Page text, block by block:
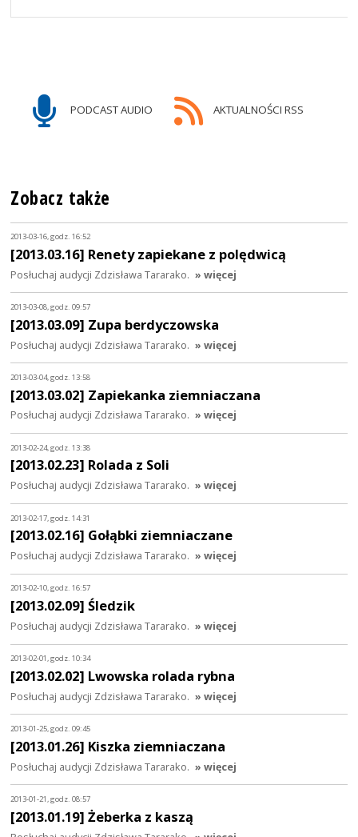
PODCAST AUDIO AKTUALNOŚCI RSS
Zobacz także
2013-03-16, godz. 16:52
[2013.03.16] Renety zapiekane z polędwicą
Posłuchaj audycji Zdzisława Tararako. » więcej
2013-03-08, godz. 09:57
[2013.03.09] Zupa berdyczowska
Posłuchaj audycji Zdzisława Tararako. » więcej
2013-03-04, godz. 13:58
[2013.03.02] Zapiekanka ziemniaczana
Posłuchaj audycji Zdzisława Tararako. » więcej
2013-02-24, godz. 13:38
[2013.02.23] Rolada z Soli
Posłuchaj audycji Zdzisława Tararako. » więcej
2013-02-17, godz. 14:31
[2013.02.16] Gołąbki ziemniaczane
Posłuchaj audycji Zdzisława Tararako. » więcej
2013-02-10, godz. 16:57
[2013.02.09] Śledzik
Posłuchaj audycji Zdzisława Tararako. » więcej
2013-02-01, godz. 10:34
[2013.02.02] Lwowska rolada rybna
Posłuchaj audycji Zdzisława Tararako. » więcej
2013-01-25, godz. 09:45
[2013.01.26] Kiszka ziemniaczana
Posłuchaj audycji Zdzisława Tararako. » więcej
2013-01-21, godz. 08:57
[2013.01.19] Żeberka z kaszą